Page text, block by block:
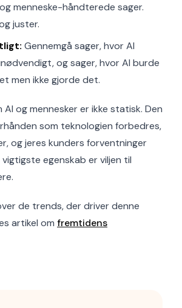
menneske-håndterede sager.
juster.
Gennemgå sager, hvor AI
og sager, hvor AI burde
men ikke gjorde det.
AI og mennesker er ikke statisk. Den
som teknologien forbedres,
og jeres kunders forventninger
vigtigste egenskab er viljen til
de trends, der driver denne
artikel om fremtidens